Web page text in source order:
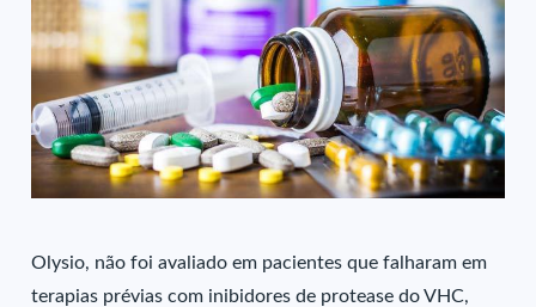
Olysio, não foi avaliado em pacientes que falharam em
terapias prévias com inibidores de protease do VHC,